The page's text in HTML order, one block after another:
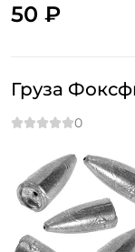
50 ₽
Груза